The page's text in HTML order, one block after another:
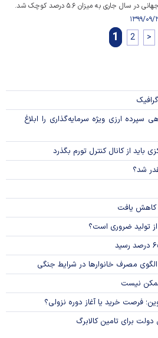
جاری به میزان ۵.۶ درصد کوچک شد.
1 2 >
سپرده ارزی ویژه سرمایه‌گذاری را ابلاغ
از کانال کنترل تورم بگذرد
کاهش یافت
تولید ضروری است؟
مصرف خانوار‌ها در شرایط جنگی
نیست